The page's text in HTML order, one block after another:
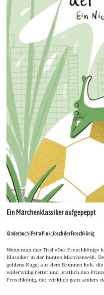
Ein Märchenklassiker aufgepeppt
Kinderbuch | Petra Piuk: Josch der Froschkönig
Wenn man den Titel »Der Froschkönig«
Klassiker in der bunten Märchenwelt.
goldene Kugel aus dem Brunnen holt,
widerwillig rettet und letztlich den
Froschkönig, der wirklich ganz anders